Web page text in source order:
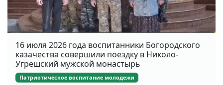
16 июля 2026 года воспитанники Богородского
казачества совершили поездку в Николо-
Угрешский мужской монастырь
Патриотическое воспитание молодежи